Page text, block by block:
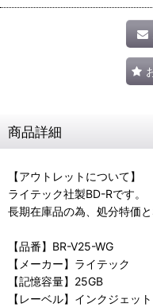
商品詳細
【アウトレットについて】
ライテック社製BD-Rです。
長期在庫品の為、処分特価
【品番】BR-V25-WG
【メーカー】ライテック
【記憶容量】25GB
【レーベル】インクジェッ